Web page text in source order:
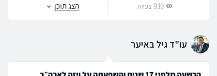
930 צפיות הצג תוכן
עו"ד גיל באיער